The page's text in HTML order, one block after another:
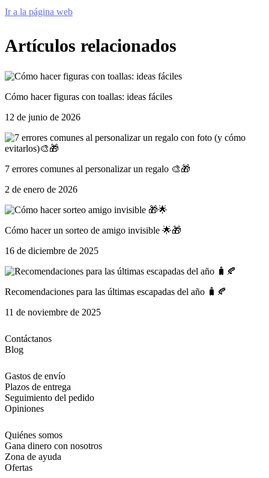
Ir a la página web
Artículos relacionados
Cómo hacer figuras con toallas: ideas fáciles
12 de junio de 2026
7 errores comunes al personalizar un regalo 🎨🎁
2 de enero de 2026
Cómo hacer un sorteo de amigo invisible 🌟🎁
16 de diciembre de 2025
Recomendaciones para las últimas escapadas del año 🧳🍂
11 de noviembre de 2025
Contáctanos
Blog
Gastos de envío
Plazos de entrega
Seguimiento del pedido
Opiniones
Quiénes somos
Gana dinero con nosotros
Zona de ayuda
Ofertas